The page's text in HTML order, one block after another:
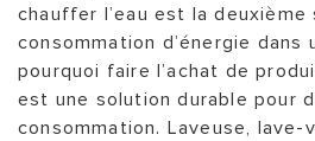
chauffer l’eau est la deuxième
consommation d’énergie dans
pourquoi faire l’achat de
est une solution durable pour
consommation. Laveuse,